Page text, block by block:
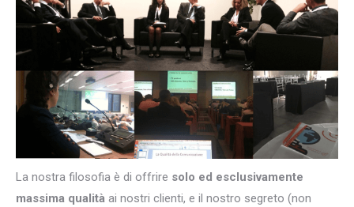
La nostra filosofia è di offrire solo ed esclusivamente
massima qualità ai nostri clienti, e il nostro segreto (non